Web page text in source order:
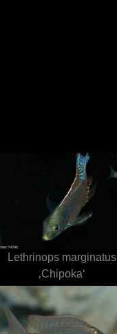
Lethrinops marginatus
‚Chipoka‘